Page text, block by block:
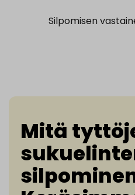
Silpomisen
Mitä